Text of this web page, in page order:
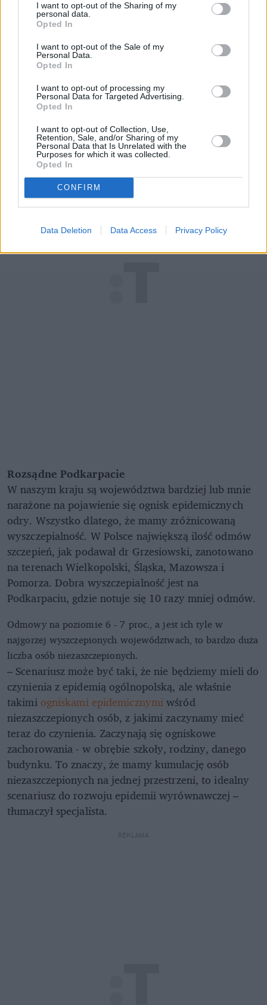
I want to opt-out of the Sharing of my
personal data.
Opted In
I want to opt-out of the Sale of my
Personal Data.
Opted In
I want to opt-out of processing my
Personal Data for Targeted Advertising.
Opted In
I want to opt-out of Collection, Use,
Retention, Sale, and/or Sharing of my
Personal Data that Is Unrelated with the
Purposes for which it was collected.
Opted In
CONFIRM
Data Deletion Data Access Privacy Policy
W ubiegłym roku pojawił się już zbiór 50 prac
naukowych, które mówią jednoznacznie, że taki
związek nie istnieje, jednak ruchy
antyszczepionkowe nadal straszą rodziców
nierzetelnymi badaniami Wakefielda.
REKLAMA
Rozsądne Podkarpacie
W naszym kraju są województwa bardziej lub mnie
narażone na pojawienie się ognisk epidemicznych
odry. Wszystko dlatego, że mamy zróżnicowaną
wyszczepialność. W Polsce największą ilość odmów
szczepień, jak podawał dr Grzesiowski, zanotowano
na terenach Wielkopolski, Śląska, Mazowsza i
Pomorza. Dobra wyszczepialność jest na
Podkarpaciu, gdzie notuje się 10 razy mniej odmów.
Odmowy na poziomie 6 - 7 proc., a jest ich tyle w
najgorzej wyszczepionych województwach, to bardzo duża
liczba osób niezaszczepionych.
– Scenariusz może być taki, że nie będziemy mieli do
czynienia z epidemią ogólnopolską, ale właśnie
takimi ogniskami epidemicznymiwśród
niezaszczepionych osób, z jakimi zaczynamy mieć
teraz do czynienia. Zaczynają się ogniskowe
zachorowania - w obrębie szkoły, rodziny, danego
budynku. To znaczy, że mamy kumulację osób
niezaszczepionych na jednej przestrzeni, to idealny
scenariusz do rozwoju epidemii wyrównawczej –
tłumaczył specjalista.
REKLAMA